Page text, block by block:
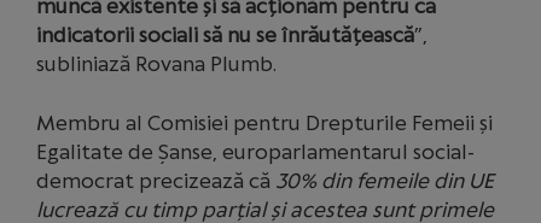
muncă existente și să acționăm pentru ca
indicatorii sociali să nu se înrăutățească”,
subliniază Rovana Plumb.
Membru al Comisiei pentru Drepturile Femeii și
Egalitate de Șanse, europarlamentarul social-
democrat precizează că 30% din femeile din UE
lucrează cu timp parțial și acestea sunt primele